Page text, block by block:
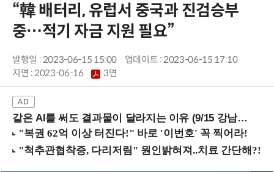
“韓 배터리, 유럽서 중국과 진검승부
중…적기 자금 지원 필요”
발행일 : 2023-06-15 15:00
업데이트 : 2023-06-15 17:10
지면 :2023-06-16 3면
같은 AI를 써도 결과물이 달라지는 이유 (9/15 강남역)